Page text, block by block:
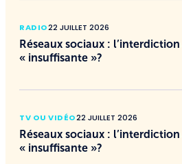
RADIO22 JUILLET 2026
Réseaux sociaux :
« insuffisante »?
TV OU VIDÉO22 JUILLET 2026
Réseaux sociaux :
« insuffisante »?